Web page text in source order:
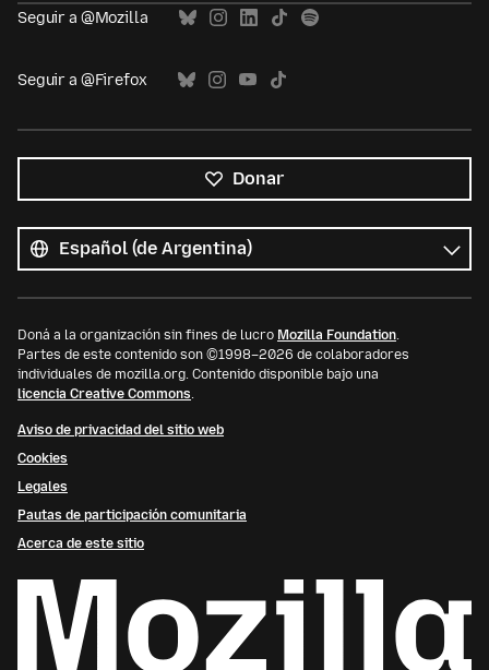
Seguir a @Mozilla
Seguir a @Firefox
Donar
los
idiomas
Idioma
Doná a la organización sin fines de lucro Mozilla Foundation.
Partes de este contenido son ©1998–2026 de colaboradores
individuales de mozilla.org. Contenido disponible bajo una
licencia Creative Commons.
Aviso de privacidad del sitio web
Cookies
Legales
Pautas de participación comunitaria
Acerca de este sitio